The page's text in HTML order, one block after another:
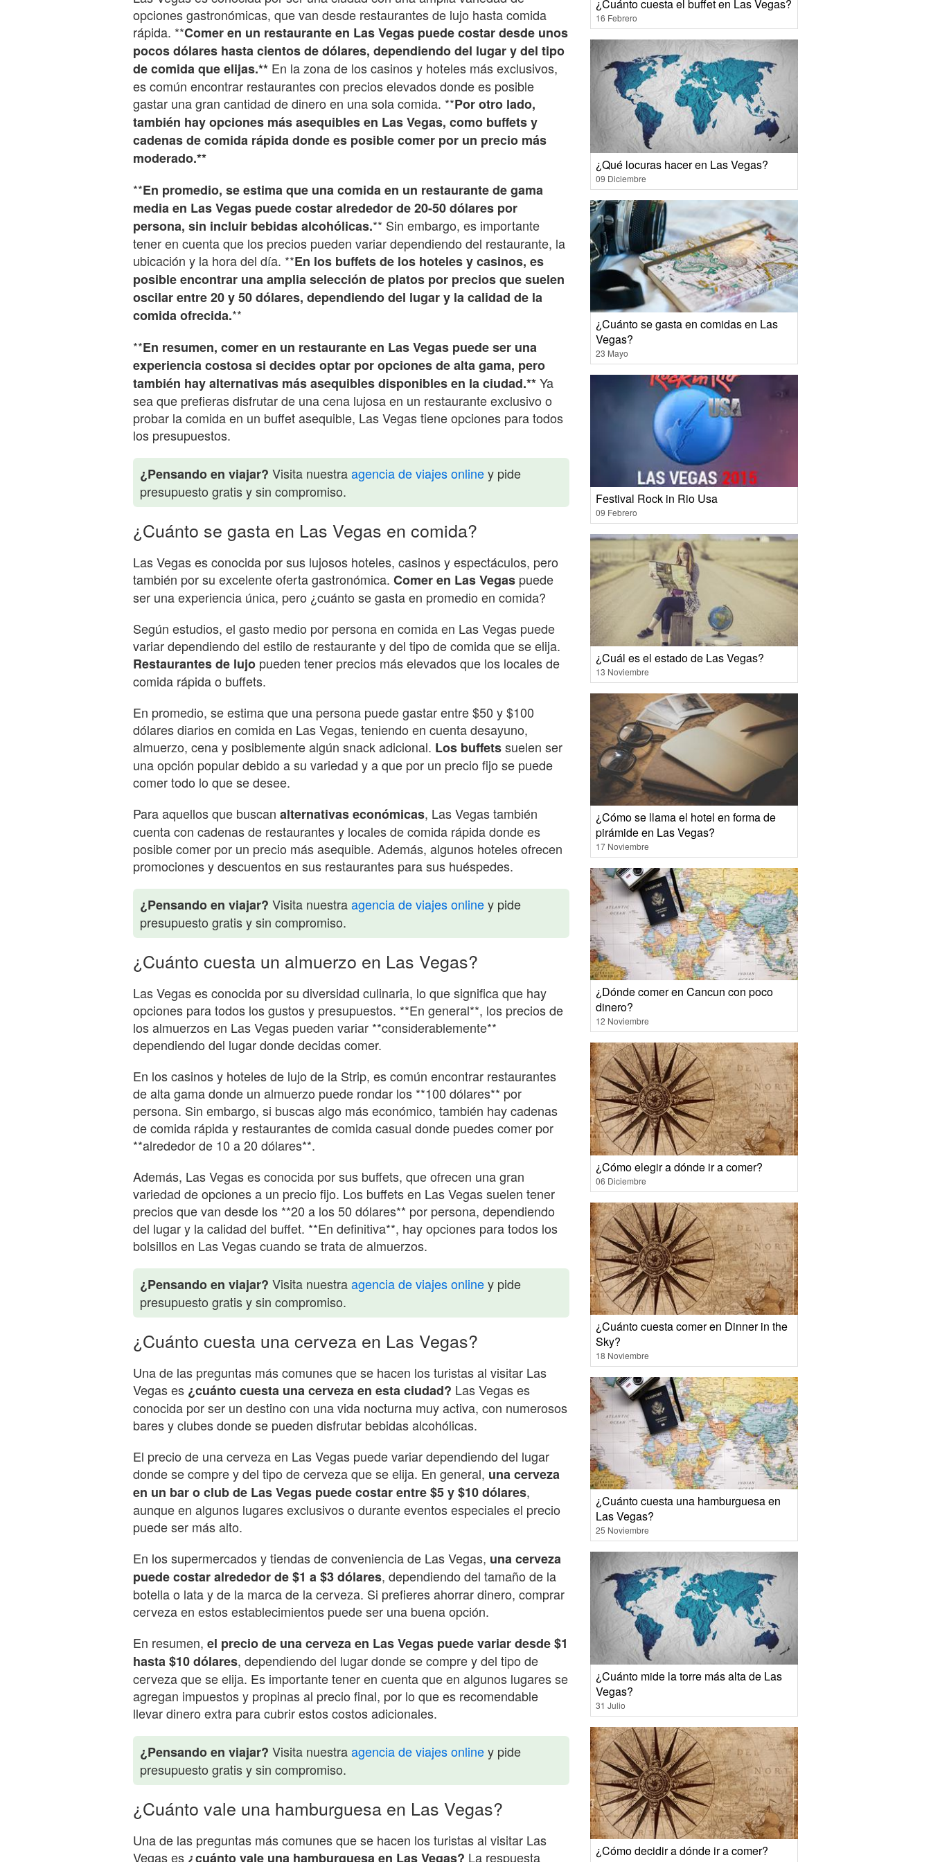
opciones gastronómicas, que van desde restaurantes de lujo hasta comida
rápida. **Comer en un restaurante en Las Vegas puede costar desde unos
pocos dólares hasta cientos de dólares, dependiendo del lugar y del tipo
de comida que elijas.** En la zona de los casinos y hoteles más exclusivos,
es común encontrar restaurantes con precios elevados donde es posible
gastar una gran cantidad de dinero en una sola comida. **Por otro lado,
también hay opciones más asequibles en Las Vegas, como buffets y
cadenas de comida rápida donde es posible comer por un precio más
moderado.**
**En promedio, se estima que una comida en un restaurante de gama
media en Las Vegas puede costar alrededor de 20-50 dólares por
persona, sin incluir bebidas alcohólicas.** Sin embargo, es importante
tener en cuenta que los precios pueden variar dependiendo del restaurante, la
ubicación y la hora del día. **En los buffets de los hoteles y casinos, es
posible encontrar una amplia selección de platos por precios que suelen
oscilar entre 20 y 50 dólares, dependiendo del lugar y la calidad de la
comida ofrecida.**
**En resumen, comer en un restaurante en Las Vegas puede ser una
experiencia costosa si decides optar por opciones de alta gama, pero
también hay alternativas más asequibles disponibles en la ciudad.**Ya
sea que prefieras disfrutar de una cena lujosa en un restaurante exclusivo o
probar la comida en un buffet asequible, Las Vegas tiene opciones para todos
los presupuestos.
¿Pensando en viajar? Visita nuestraagencia de viajes onliney pide
presupuesto gratis y sin compromiso.
¿Cuánto se gasta en Las Vegas en comida?
Las Vegas es conocida por sus lujosos hoteles, casinos y espectáculos, pero
también por su excelente oferta gastronómica. Comer en Las Vegas puede
ser una experiencia única, pero ¿cuánto se gasta en promedio en comida?
Según estudios, el gasto medio por persona en comida en Las Vegas puede
variar dependiendo del estilo de restaurante y del tipo de comida que se elija.
Restaurantes de lujo pueden tener precios más elevados que los locales de
comida rápida o buffets.
En promedio, se estima que una persona puede gastar entre $50 y $100
dólares diarios en comida en Las Vegas, teniendo en cuenta desayuno,
almuerzo, cena y posiblemente algún snack adicional. Los buffetssuelen ser
una opción popular debido a su variedad y a que por un precio fijo se puede
comer todo lo que se desee.
Para aquellos que buscan alternativas económicas, Las Vegas también
cuenta con cadenas de restaurantes y locales de comida rápida donde es
posible comer por un precio más asequible. Además, algunos hoteles ofrecen
promociones y descuentos en sus restaurantes para sus huéspedes.
¿Pensando en viajar? Visita nuestraagencia de viajes onliney pide
presupuesto gratis y sin compromiso.
¿Cuánto cuesta un almuerzo en Las Vegas?
Las Vegas es conocida por su diversidad culinaria, lo que significa que hay
opciones para todos los gustos y presupuestos. **En general**, los precios de
los almuerzos en Las Vegas pueden variar **considerablemente**
dependiendo del lugar donde decidas comer.
En los casinos y hoteles de lujo de la Strip, es común encontrar restaurantes
de alta gama donde un almuerzo puede rondar los **100 dólares** por
persona. Sin embargo, si buscas algo más económico, también hay cadenas
de comida rápida y restaurantes de comida casual donde puedes comer por
**alrededor de 10 a 20 dólares**.
Además, Las Vegas es conocida por sus buffets, que ofrecen una gran
variedad de opciones a un precio fijo. Los buffets en Las Vegas suelen tener
precios que van desde los **20 a los 50 dólares** por persona, dependiendo
del lugar y la calidad del buffet. **En definitiva**, hay opciones para todos los
bolsillos en Las Vegas cuando se trata de almuerzos.
¿Pensando en viajar? Visita nuestraagencia de viajes onliney pide
presupuesto gratis y sin compromiso.
¿Cuánto cuesta una cerveza en Las Vegas?
Una de las preguntas más comunes que se hacen los turistas al visitar Las
Vegas es ¿cuánto cuesta una cerveza en esta ciudad? Las Vegas es
conocida por ser un destino con una vida nocturna muy activa, con numerosos
bares y clubes donde se pueden disfrutar bebidas alcohólicas.
El precio de una cerveza en Las Vegas puede variar dependiendo del lugar
donde se compre y del tipo de cerveza que se elija. En general, una cerveza
en un bar o club de Las Vegas puede costar entre $5 y $10 dólares,
aunque en algunos lugares exclusivos o durante eventos especiales el precio
puede ser más alto.
En los supermercados y tiendas de conveniencia de Las Vegas, una cerveza
puede costar alrededor de $1 a $3 dólares, dependiendo del tamaño de la
botella o lata y de la marca de la cerveza. Si prefieres ahorrar dinero, comprar
cerveza en estos establecimientos puede ser una buena opción.
En resumen, el precio de una cerveza en Las Vegas puede variar desde $1
hasta $10 dólares, dependiendo del lugar donde se compre y del tipo de
cerveza que se elija. Es importante tener en cuenta que en algunos lugares se
agregan impuestos y propinas al precio final, por lo que es recomendable
llevar dinero extra para cubrir estos costos adicionales.
¿Pensando en viajar? Visita nuestraagencia de viajes onliney pide
presupuesto gratis y sin compromiso.
¿Cuánto vale una hamburguesa en Las Vegas?
Una de las preguntas más comunes que se hacen los turistas al visitar Las
Vegas es ¿cuánto vale una hamburguesa en Las Vegas? La respuesta
¿Cuánto cuesta el buffet en Las Vegas?
16 Febrero
¿Qué locuras hacer en Las Vegas?
09 Diciembre
¿Cuánto se gasta en comidas en Las
Vegas?
23 Mayo
Festival Rock in Rio Usa
09 Febrero
¿Cuál es el estado de Las Vegas?
13 Noviembre
¿Cómo se llama el hotel en forma de
pirámide en Las Vegas?
17 Noviembre
¿Dónde comer en Cancun con poco
dinero?
12 Noviembre
¿Cómo elegir a dónde ir a comer?
06 Diciembre
¿Cuánto cuesta comer en Dinner in the
Sky?
18 Noviembre
¿Cuánto cuesta una hamburguesa en
Las Vegas?
25 Noviembre
¿Cuánto mide la torre más alta de Las
Vegas?
31 Julio
¿Cómo decidir a dónde ir a comer?